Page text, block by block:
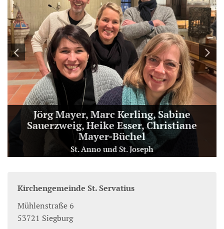
Jörg Mayer, Marc Kerling, Sabine
Sauerzweig, Heike Esser, Christiane
Mayer-Büchel
St. Anno und St. Joseph
Kirchengemeinde St. Servatius
Mühlenstraße 6
53721 Siegburg